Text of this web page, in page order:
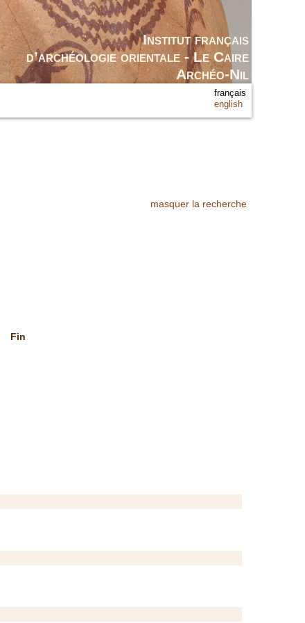
Institut français
d’archéologie orientale - Le Caire
Archéo-Nil
français
english
masquer la recherche
Fin